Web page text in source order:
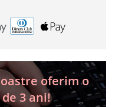
oferim o
3 ani!